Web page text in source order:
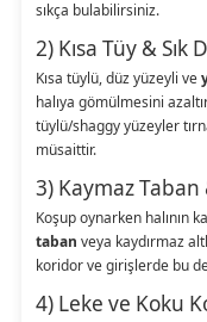
sıkça bulabilirsiniz.
2) Kısa Tüy & Sık
Kısa tüylü, düz yüzeyli ve
halıya gömülmesini
tüylü/shaggy yüzeyler
müsaittir.
3) Kaymaz
Koşup oynarken halının
taban veya kaydırmaz
koridor ve girişlerde bu
4) Leke ve Koku